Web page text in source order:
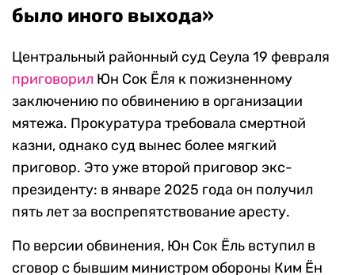
было иного выхода»
Центральный районный суд Сеула 19 февраля
приговорил Юн Сок Ёля к пожизненному
заключению по обвинению в организации
мятежа. Прокуратура требовала смертной
казни, однако суд вынес более мягкий
приговор. Это уже второй приговор экс-
президенту: в январе 2025 года он получил
пять лет за воспрепятствование аресту.
По версии обвинения, Юн Сок Ёль вступил в
сговор с бывшим министром обороны Ким Ён